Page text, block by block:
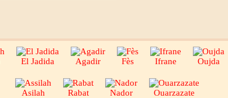
El Jadida Agadir Fès Ifrane Oujda
Asilah Rabat Nador Ouarzazate